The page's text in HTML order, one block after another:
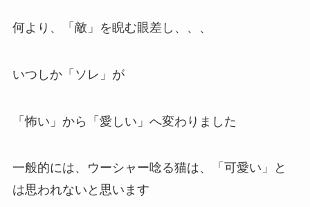
何より、「敵」を睨む眼差し、、、
いつしか「ソレ」が
「怖い」から「愛しい」へ変わりました
一般的には、ウーシャー唸る猫は、「可愛い」と
は思われないと思います